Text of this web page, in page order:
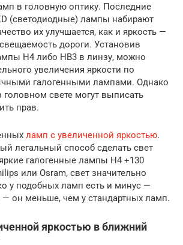
в головную оптику. Последние
(светодиодные) лампы набирают
их улучшается, как и яркость —
дороги. Установив
H4 либо HB3 в линзу, можно
увеличения яркости по
галогенными лампами. Однако
свете могут выписать
прав.
ламп с увеличенной яркостью.
легальный способ сделать свет
галогенные лампы H4 +130
или Osram, свет значительно
у подобных ламп есть и минус —
— он меньше, чем у стандартных ламп.
яркостью в ближний